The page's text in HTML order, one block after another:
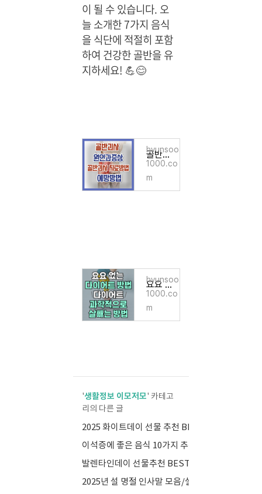
이 될 수 있습니다. 오
늘 소개한 7가지 음식
을 식단에 적절히 포함
하여 건강한 골반을 유
지하세요! 💪😊
골반괴사 원인과증상/ 골반괴사치료방법/예방방법
hyunsoo
1000.co
m
요요 없는 다이어트 방법 / 다이어트 / 과학적으로 살빼는 방법
hyunsoo
1000.co
m
'생활정보 이모저모' 카테고
리의 다른 글
2025 화이트데이 선물 추천 BEST 10
이석증에 좋은 음식 10가지 추천
발렌타인데이 선물추천 BEST 10